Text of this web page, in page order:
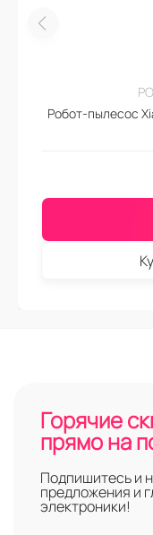
Робот-пылесос
Горячие
прямо на
Подпишитесь и
предложения и
электроники!